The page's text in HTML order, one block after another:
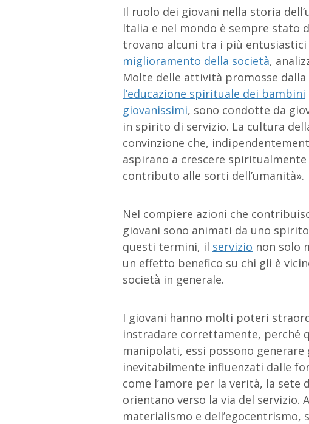
Il ruolo dei giovani nella storia
Italia e nel mondo è sempre stato
trovano alcuni tra i più
miglioramento della società,
Molte delle attività promosse dalla
l’educazione spirituale dei bambini
giovanissimi, sono condotte da
in spirito di servizio. La cultura
convinzione che,
aspirano a crescere
contributo alle sorti dell’umanità».
Nel compiere azioni che
giovani sono animati da uno
questi termini, il servizio non solo
un effetto benefico su chi gli è
società̀ in generale.
I giovani hanno molti poteri
instradare correttamente, perché
manipolati, essi possono
inevitabilmente influenzati dalle
come l’amore per la verità, la sete
orientano verso la via del servizio.
materialismo e